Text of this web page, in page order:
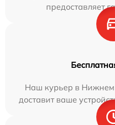
предоставляет
Наш курьер в Нижнем
доставит ваше